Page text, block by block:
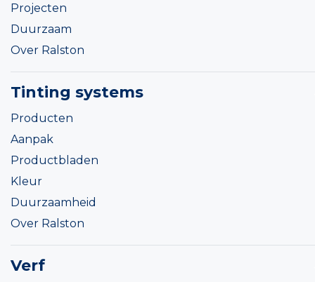
Projecten
Duurzaam
Over Ralston
Tinting systems
Producten
Aanpak
Productbladen
Kleur
Duurzaamheid
Over Ralston
Verf